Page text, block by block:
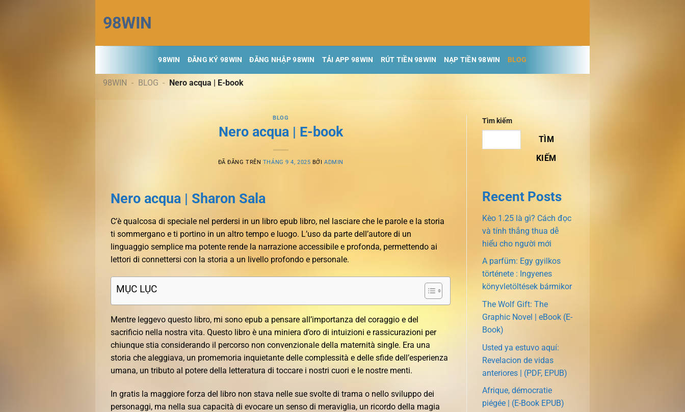
đến
nội
dung
98WIN
98WIN ĐĂNG KÝ 98WIN ĐĂNG NHẬP 98WIN TẢI APP 98WIN RÚT TIỀN 98WIN NẠP TIỀN 98WIN BLOG
98WIN - BLOG - Nero acqua | E-book
BLOG
Nero acqua | E-book
ĐÃ ĐĂNG TRÊN THÁNG 9 4, 2025 BỞIADMIN
Nero acqua | Sharon Sala
C’è qualcosa di speciale nel perdersi in un libro epub libro, nel lasciare che le parole e la storia
ti sommergano e ti portino in un altro tempo e luogo. L’uso da parte dell’autore di un
linguaggio semplice ma potente rende la narrazione accessibile e profonda, permettendo ai
lettori di connettersi con la storia a un livello profondo e personale.
MỤC LỤC
Mentre leggevo questo libro, mi sono epub a pensare all’importanza del coraggio e del
sacrificio nella nostra vita. Questo libro è una miniera d’oro di intuizioni e rassicurazioni per
chiunque stia considerando il percorso non convenzionale della maternità single. Era una
storia che aleggiava, un promemoria inquietante delle complessità e delle sfide dell’esperienza
umana, un tributo al potere della letteratura di toccare i nostri cuori e le nostre menti.
In gratis la maggiore forza del libro non stava nelle sue svolte di trama o nello sviluppo dei
personaggi, ma nella sua capacità di evocare un senso di meraviglia, un ricordo della magia
Tìm kiếm
TÌM
KIẾM
Recent Posts
Kèo 1.25 là gì? Cách đọc
và tính thắng thua dễ
hiểu cho người mới
A parfüm: Egy gyilkos
története : Ingyenes
könyvletöltések bármikor
The Wolf Gift: The
Graphic Novel | eBook (E-
Book)
Usted ya estuvo aquí:
Revelacion de vidas
anteriores | (PDF, EPUB)
Afrique, démocratie
piégée | (E-Book EPUB)